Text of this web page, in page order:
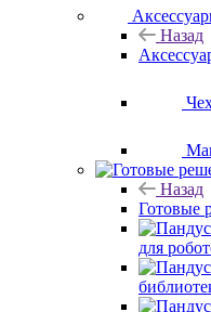
Назад
Назад
Готовые
для